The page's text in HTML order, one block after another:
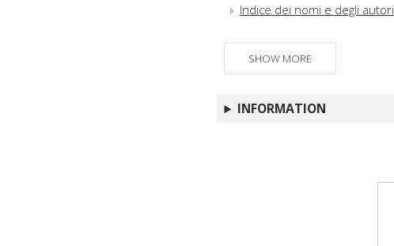
Indice dei nomi e degli autori
SHOW MORE
INFORMATION